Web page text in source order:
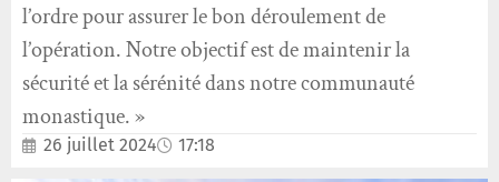
l’ordre pour assurer le bon déroulement de
l’opération. Notre objectif est de maintenir la
sécurité et la sérénité dans notre communauté
monastique. »
26 juillet 2024 17:18